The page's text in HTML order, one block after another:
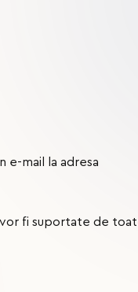
e-mail la adresa
vor fi suportate de